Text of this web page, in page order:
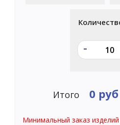
-
Итого 0 руб
Минимальный заказ